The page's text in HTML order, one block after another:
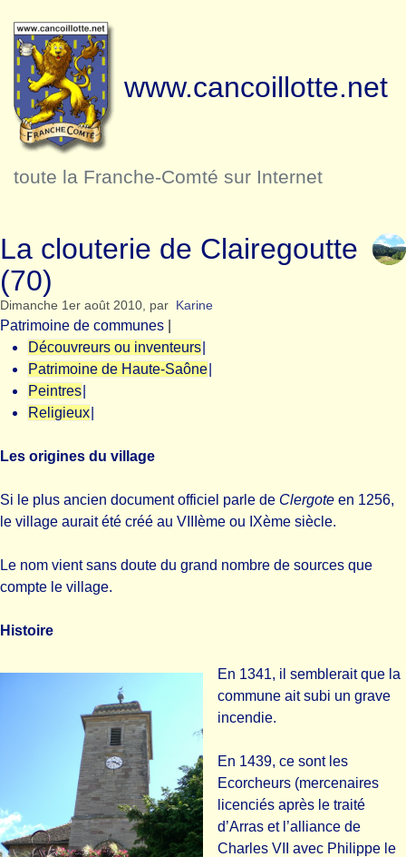
www.cancoillotte.net
toute la Franche-Comté sur Internet
La clouterie de Clairegoutte
(70)
Dimanche 1er août 2010, par Karine
Patrimoine de communes
Découvreurs ou inventeurs
Patrimoine de Haute-Saône
Peintres
Religieux
Les origines du village
Si le plus ancien document officiel parle de Clergote en 1256,
le village aurait été créé au VIIIème ou IXème siècle.
Le nom vient sans doute du grand nombre de sources que
compte le village.
Histoire
En 1341, il semblerait que la
commune ait subi un grave
incendie.
En 1439, ce sont les
Ecorcheurs (mercenaires
licenciés après le traité
d’Arras et l’alliance de
Charles VII avec Philippe le